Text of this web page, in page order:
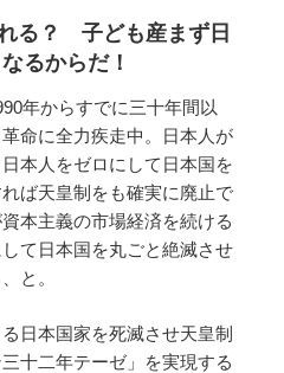
る？ 子ども産まず日
るからだ！
年からすでに三十年間以
命に全力疾走中。日本人が
本人をゼロにして日本国を
ば天皇制をも確実に廃止で
本主義の市場経済を続ける
て日本国を丸ごと絶滅させ
と。
日本国家を死滅させ天皇制
十二年テーゼ」を実現する